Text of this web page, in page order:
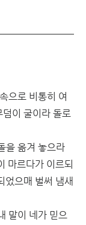
으로 비통히 여
이 굴이라 돌로
을 옮겨 놓으라
마르다가 이르되
었으매 벌써 냄새
말이 네가 믿으